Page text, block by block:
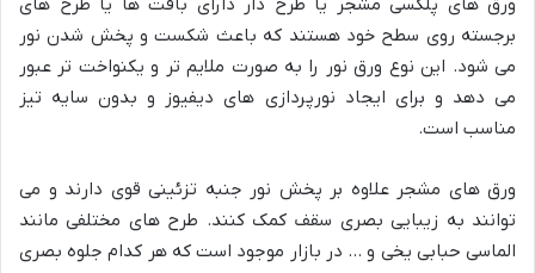
ورق های پلکسی مشجر یا طرح دار دارای بافت ها یا طرح های
برجسته روی سطح خود هستند که باعث شکست و پخش شدن نور
می شود. این نوع ورق نور را به صورت ملایم تر و یکنواخت تر عبور
می دهد و برای ایجاد نورپردازی های دیفیوز و بدون سایه تیز
مناسب است.
ورق های مشجر علاوه بر پخش نور جنبه تزئینی قوی دارند و می
توانند به زیبایی بصری سقف کمک کنند. طرح های مختلفی مانند
الماسی حبابی یخی و … در بازار موجود است که هر کدام جلوه بصری